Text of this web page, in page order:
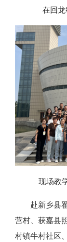
在回
现场教
赴新乡县
营村、获嘉县
村镇牛村社区